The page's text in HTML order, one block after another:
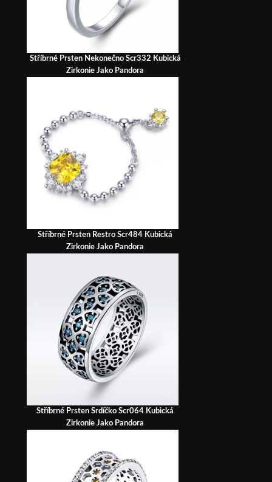
Stříbrné Prsten Nekonečno Scr332 Kubická
Zirkonie Jako Pandora
Stříbrné Prsten Restro Scr484 Kubická
Zirkonie Jako Pandora
Stříbrné Prsten Srdíčko Scr064 Kubická
Zirkonie Jako Pandora